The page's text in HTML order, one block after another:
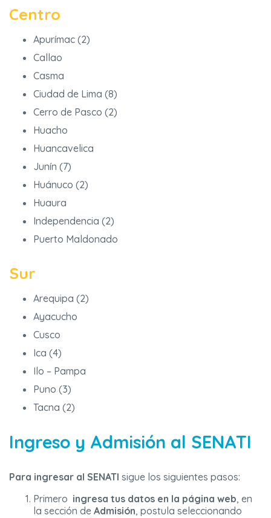
Centro
Apurímac (2)
Callao
Casma
Ciudad de Lima (8)
Cerro de Pasco (2)
Huacho
Huancavelica
Junín (7)
Huánuco (2)
Huaura
Independencia (2)
Puerto Maldonado
Sur
Arequipa (2)
Ayacucho
Cusco
Ica (4)
Ilo – Pampa
Puno (3)
Tacna (2)
Ingreso y Admisión al SENATI
Para ingresar al SENATI sigue los siguientes pasos:
Primero ingresa tus datos en la página web, en
la sección de Admisión, postula seleccionando